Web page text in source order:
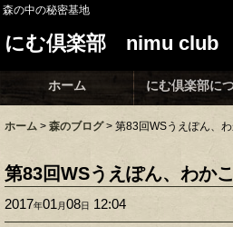
森の中の秘密基地
にむ倶楽部 nimu club
ホーム にむ倶楽部に
ホーム > 森のブログ > 第83回WSうえぽん、
第83回WSうえぽん、わか
2017年01月08日 12:04